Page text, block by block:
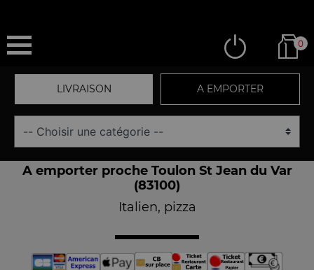
0
LIVRAISON A EMPORTER
A emporter proche Toulon St Jean du Var
(83100)
Italien, pizza